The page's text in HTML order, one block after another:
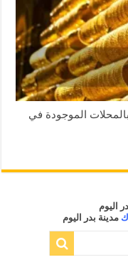
الذهب اليوم الجمعة 27-04-2018 بالمحلات الموجودة في
اليوم
مدينة بدر اليوم